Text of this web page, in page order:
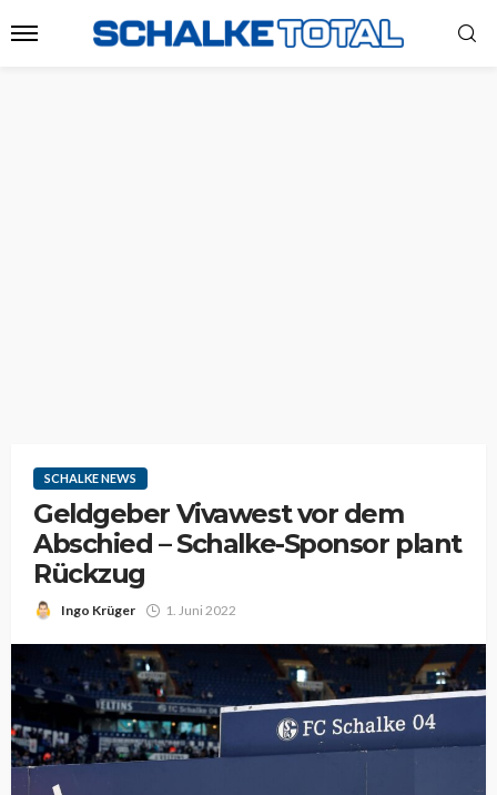
SCHALKE NEWS
Geldgeber Vivawest vor dem
Abschied – Schalke-Sponsor plant
Rückzug
Ingo Krüger 1. Juni 2022